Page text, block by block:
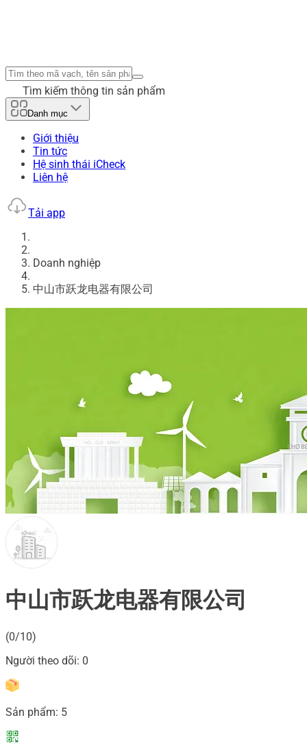
Tìm kiếm thông tin sản phẩm
Danh mục
Giới thiệu
Tin tức
Hệ sinh thái iCheck
Liên hệ
Tải app
Doanh nghiệp
中山市跃龙电器有限公司
中山市跃龙电器有限公司
(0/10)
Người theo dõi: 0
Sản phẩm: 5